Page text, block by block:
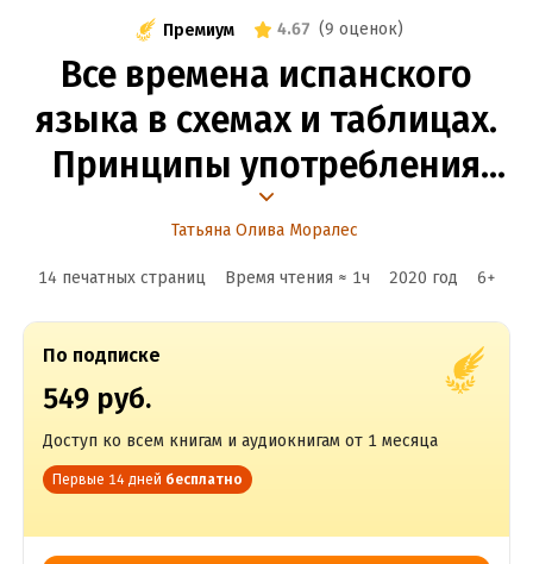
Премиум 4.67 (9 оценок)
Все времена испанского
языка в схемах и таблицах.
Принципы употребления
и построения времен
языка, упражнения
Татьяна Олива Моралес
14 печатных страниц Время чтения ≈ 1ч 2020 год 6+
По подписке
549 руб.
Доступ ко всем книгам и аудиокнигам от 1 месяца
Первые 14 дней бесплатно